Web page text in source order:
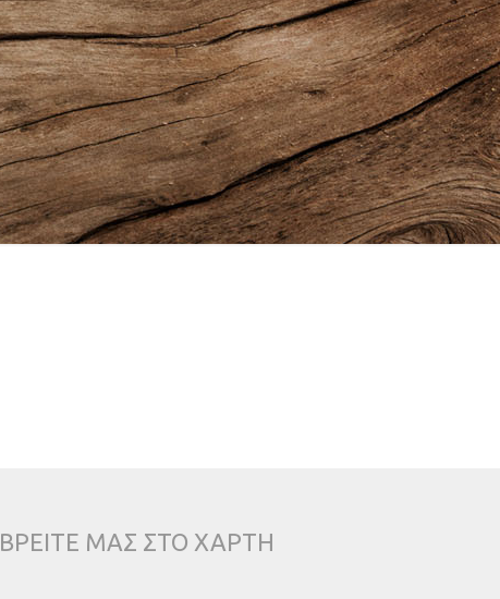
ΒΡΕΙΤΕ ΜΑΣ ΣΤΟ ΧΑΡΤΗ